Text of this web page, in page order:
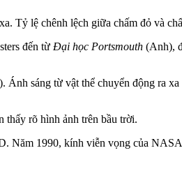
Tỷ lệ chênh lệch giữa chấm đỏ và
đến từ Đại học Portsmouth (Anh),
sáng từ vật thể chuyển động ra
thấy rõ hình ảnh trên bầu trời.
Năm 1990, kính viễn vọng của